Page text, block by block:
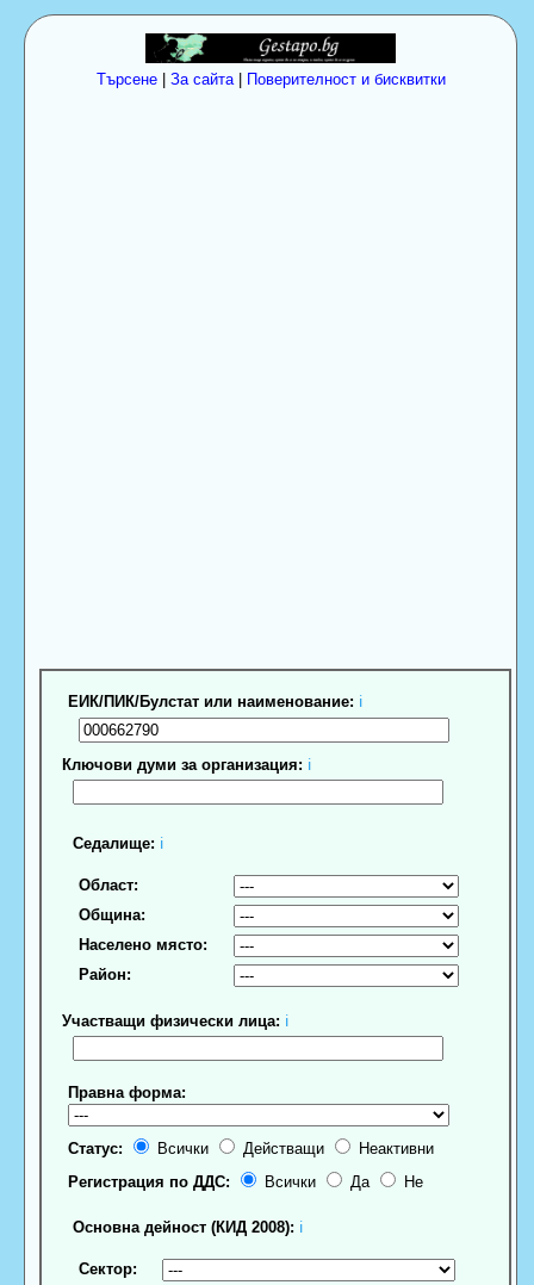
Търсене| За сайта| Поверителност и бисквитки
ЕИК/ПИК/Булстат или наименование: ℹ
Ключови думи за организация: ℹ
Седалище: ℹ
Област:
Община:
Населено място:
Район:
Участващи физически лица: ℹ
Правна форма:
Статус: Всички Действащи
Неактивни
Регистрация по ДДС:
Всички Да Не
Основна дейност (КИД 2008): ℹ
Сектор: